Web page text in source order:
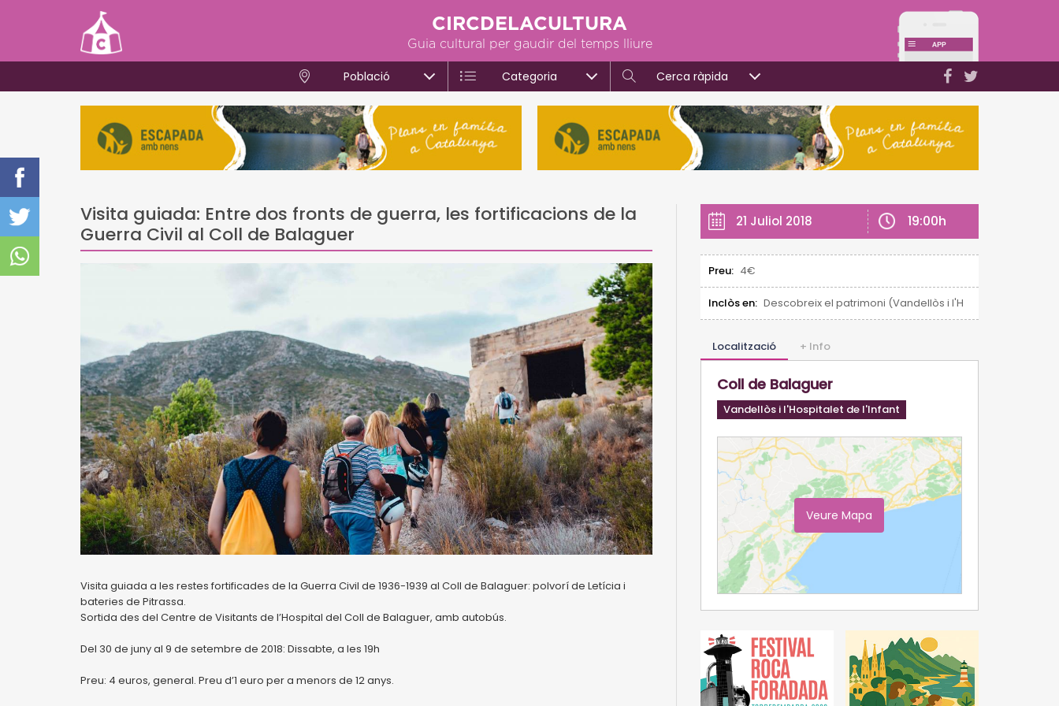
CIRCDELACULTURA
Guia cultural per gaudir del temps lliure
Població Categoria Cerca ràpida
Visita guiada: Entre dos fronts de guerra, les fortificacions de la
Guerra Civil al Coll de Balaguer
Visita guiada a les restes fortificades de la Guerra Civil de 1936-1939 al Coll de Balaguer: polvorí de Letícia i
bateries de Pitrassa.
Sortida des del Centre de Visitants de l’Hospital del Coll de Balaguer, amb autobús.
Del 30 de juny al 9 de setembre de 2018: Dissabte, a les 19h
Preu: 4 euros, general. Preu d’1 euro per a menors de 12 anys.
21 Juliol 2018 19:00h
Preu: 4€
Inclòs en: Descobreix el patrimoni (Vandellòs i l'Hospitalet de
Localització + Info
Coll de Balaguer
Vandellòs i l'Hospitalet de l'Infant
Veure Mapa